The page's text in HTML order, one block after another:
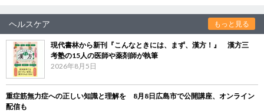
ヘルスケア もっと見る
現代書林から新刊『こんなときには、まず、漢方！』 漢方三
考塾の15人の医師や薬剤師が執筆
2026年8月5日
重症筋無力症への正しい知識と理解を 8月8日広島市で公開講座、オンライン
配信も